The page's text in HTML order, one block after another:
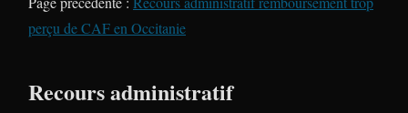
perçu de CAF en Occitanie
Recours administratif